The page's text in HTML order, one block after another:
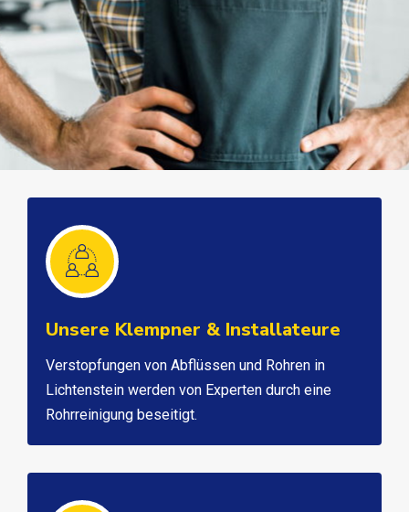
Unsere Klempner & Installateure
Verstopfungen von Abflüssen und Rohren in
Lichtenstein werden von Experten durch eine
Rohrreinigung beseitigt.